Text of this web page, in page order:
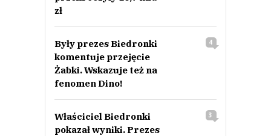
zł
Były prezes Biedronki
komentuje przejęcie
Żabki. Wskazuje też na
fenomen Dino!
4
Właściciel Biedronki
pokazał wyniki. Prezes
3